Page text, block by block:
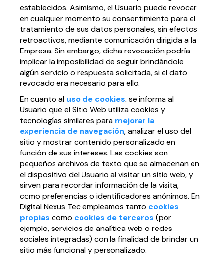
establecidos. Asimismo, el Usuario puede revocar
en cualquier momento su consentimiento para el
tratamiento de sus datos personales, sin efectos
retroactivos, mediante comunicación dirigida a la
Empresa. Sin embargo, dicha revocación podría
implicar la imposibilidad de seguir brindándole
algún servicio o respuesta solicitada, si el dato
revocado era necesario para ello.
En cuanto al uso de cookies, se informa al
Usuario que el Sitio Web utiliza cookies y
tecnologías similares para mejorar la
experiencia de navegación, analizar el uso del
sitio y mostrar contenido personalizado en
función de sus intereses. Las cookies son
pequeños archivos de texto que se almacenan en
el dispositivo del Usuario al visitar un sitio web, y
sirven para recordar información de la visita,
como preferencias o identificadores anónimos. En
Digital Nexus Tec empleamos tanto cookies
propias como cookies de terceros (por
ejemplo, servicios de analítica web o redes
sociales integradas) con la finalidad de brindar un
sitio más funcional y personalizado.